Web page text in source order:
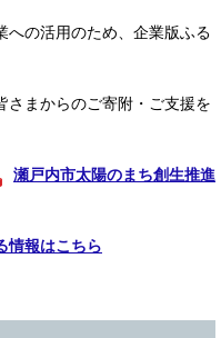
への活用のため、企業版ふる
さまからのご寄附・ご支援を
瀬戸内市太陽のまち創生推進
情報はこちら